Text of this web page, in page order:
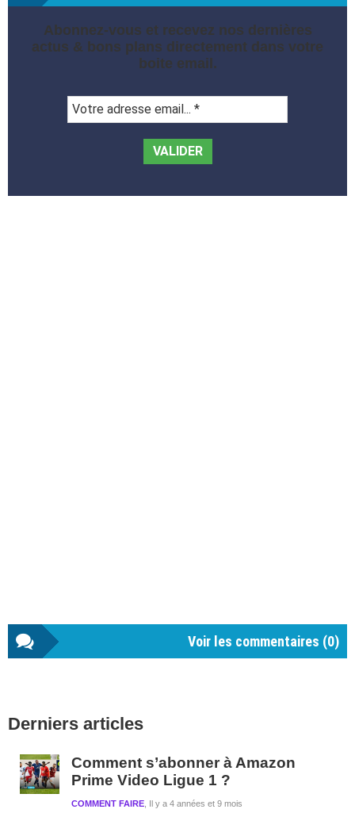
Abonnez-vous et recevez nos dernières
actus & bons plans directement dans votre
boite email.
adresse
Voir les commentaires (0)
latérale
Derniers articles
Comment s’abonner à Amazon
Prime Video Ligue 1 ?
Il y a 4 années et 9 mois
COMMENT FAIRE